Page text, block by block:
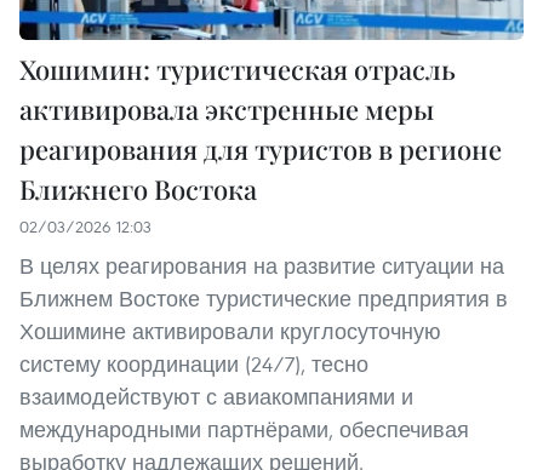
Хошимин: туристическая отрасль
активировала экстренные меры
реагирования для туристов в регионе
Ближнего Востока
02/03/2026 12:03
В целях реагирования на развитие ситуации на
Ближнем Востоке туристические предприятия в
Хошимине активировали круглосуточную
систему координации (24/7), тесно
взаимодействуют с авиакомпаниями и
международными партнёрами, обеспечивая
выработку надлежащих решений.